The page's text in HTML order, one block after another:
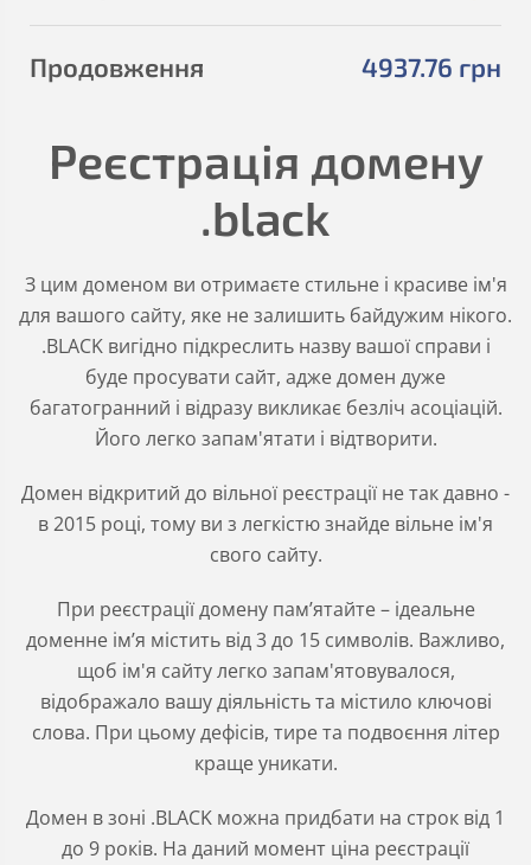
4937.76 грн
Продовження
Реєстрація домену
.black
З цим доменом ви отримаєте стильне і красиве ім'я
для вашого сайту, яке не залишить байдужим нікого.
.BLACK вигідно підкреслить назву вашої справи і
буде просувати сайт, адже домен дуже
багатогранний і відразу викликає безліч асоціацій.
Його легко запам'ятати і відтворити.
Домен відкритий до вільної реєстрації не так давно -
в 2015 році, тому ви з легкістю знайде вільне ім'я
свого сайту.
При реєстрації домену пам’ятайте – ідеальне
доменне ім’я містить від 3 до 15 символів. Важливо,
щоб ім'я сайту легко запам'ятовувалося,
відображало вашу діяльність та містило ключові
слова. При цьому дефісів, тире та подвоєння літер
краще уникати.
Домен в зоні .BLACK можна придбати на строк від 1
до 9 років. На даний момент ціна реєстрації